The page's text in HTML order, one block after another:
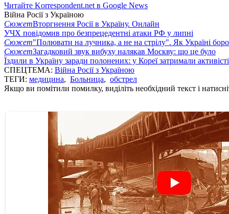
Читайте Korrespondent.net в Google News
Війна Росії з Україною
СюжетВторгнення Росії в Україну. Онлайн
УЧХ повідомив про безпрецедентні атаки РФ у липні
Сюжет"Полювати на лучника, а не на стрілу". Як Україні
СюжетЗагадковий звук вибуху налякав Москву: що це було
Їздили в Україну заради полонених: у Кореї затримали
СПЕЦТЕМА: Війна Росії з Україною
ТЕГИ: медицина, Больница, обстрел
Якщо ви помітили помилку, виділіть необхідний текст і